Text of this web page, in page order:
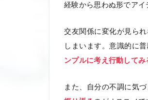
経験から思わぬ形でアイ
交友関係に変化が見ら
しまいます。意識的に
ンプルに考え行動してみ
また、自分の不調に気